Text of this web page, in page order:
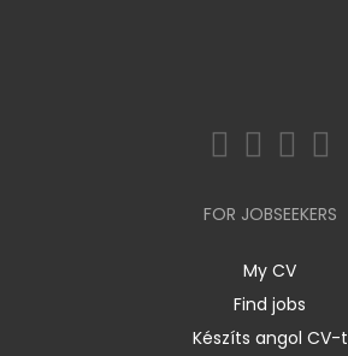
FOR JOBSEEKERS
My CV
Find jobs
Készíts angol CV-t